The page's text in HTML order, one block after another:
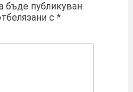
бъде публикуван.
с *